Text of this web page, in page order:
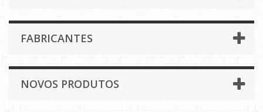
FABRICANTES
NOVOS PRODUTOS